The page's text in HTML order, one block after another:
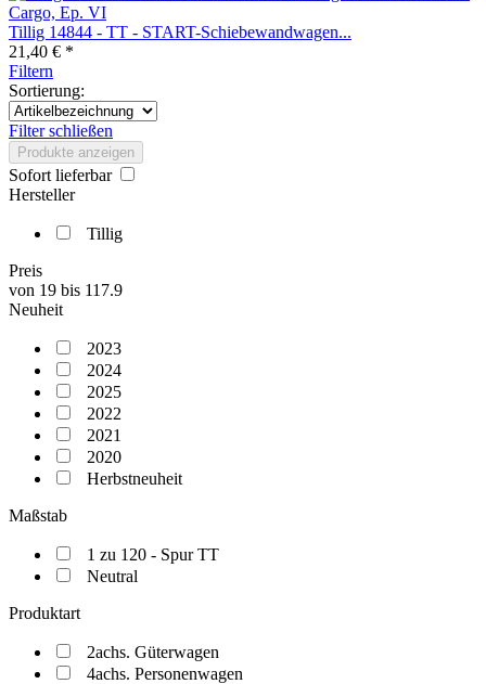
Tillig 14844 - TT - START-Schiebewandwagen...
21,40 € *
Filtern
Sortierung:
Filter schließen
Produkte anzeigen
Sofort lieferbar
Hersteller
Tillig
Preis
von 19 bis 117.9
Neuheit
2023
2024
2025
2022
2021
2020
Herbstneuheit
Maßstab
1 zu 120 - Spur TT
Neutral
Produktart
2achs. Güterwagen
4achs. Personenwagen